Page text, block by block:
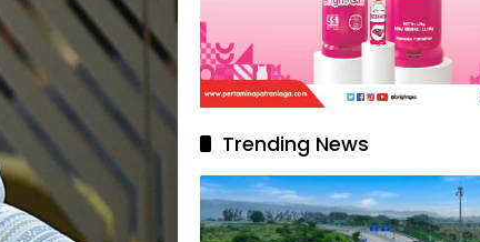
Trending News